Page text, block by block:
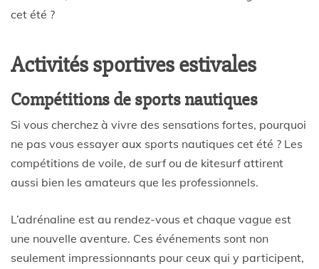
cet été ?
Activités sportives estivales
Compétitions de sports nautiques
Si vous cherchez à vivre des sensations fortes, pourquoi
ne pas vous essayer aux sports nautiques cet été ? Les
compétitions de voile, de surf ou de kitesurf attirent
aussi bien les amateurs que les professionnels.
L’adrénaline est au rendez-vous et chaque vague est
une nouvelle aventure. Ces événements sont non
seulement impressionnants pour ceux qui y participent,